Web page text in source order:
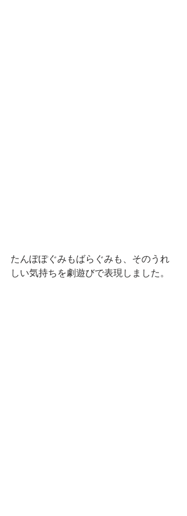
たんぽぽぐみもばらぐみも、そのうれ
しい気持ちを劇遊びで表現しました。